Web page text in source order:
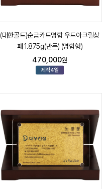
(대한골드)순금카드명함 우드아크릴상
패 1.875g(반돈) (명함형)
470,000원